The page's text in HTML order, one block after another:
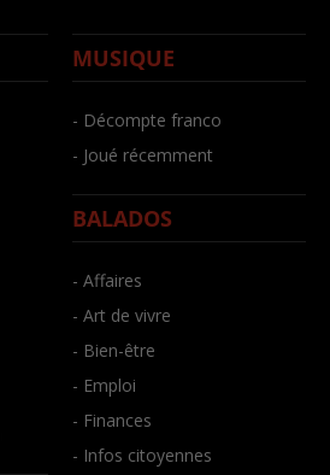
MUSIQUE
- Décompte franco
- Joué récemment
BALADOS
- Affaires
- Art de vivre
- Bien-être
- Emploi
- Finances
- Infos citoyennes